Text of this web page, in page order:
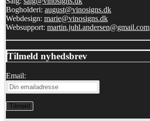
Bogholderi: august@vinosigns.dk
Webdesign: marie@vinosigns.dk
Websupport: martin.juhl.andersen@gmail.com
Tilmeld nyhedsbrev
Email: